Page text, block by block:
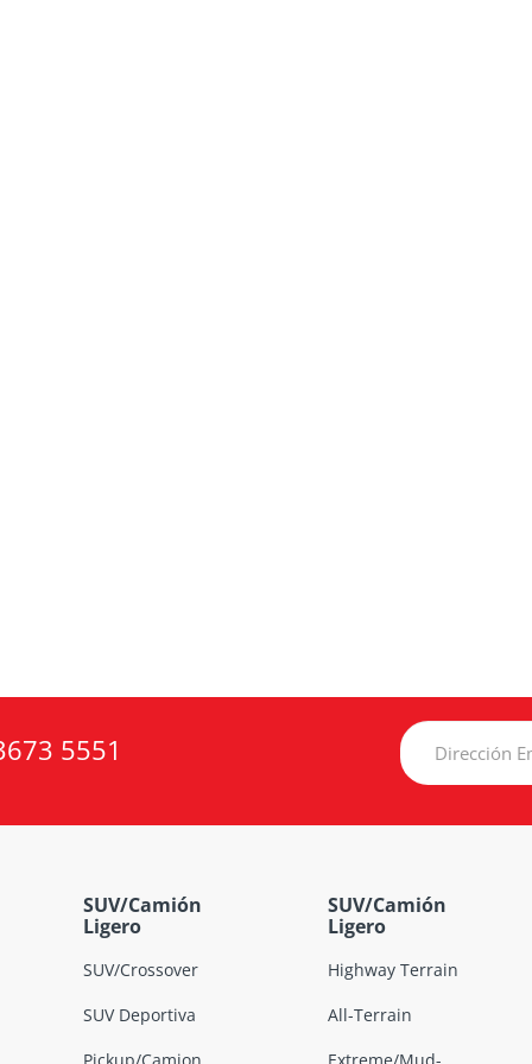
5551
SUV/Camión
Ligero
SUV/Crossover
SUV Deportiva
Pickup/Camion
SUV/Camión
Ligero
Highway Terrain
All-Terrain
Extreme/Mud-